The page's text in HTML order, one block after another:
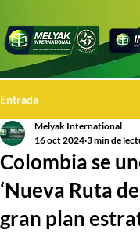
Entrada
Colombia se
‘Nueva Ruta de
gran plan
Melyak International
16 oct 2024 3 min de